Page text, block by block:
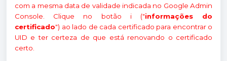
com a mesma data de validade indicada no Google Admin
Console. Clique no botão i ("informações do
certificado") ao lado de cada certificado para encontrar o
UID e ter certeza de que está renovando o certificado
certo.